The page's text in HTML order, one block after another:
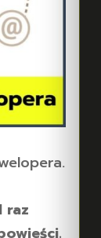
raz